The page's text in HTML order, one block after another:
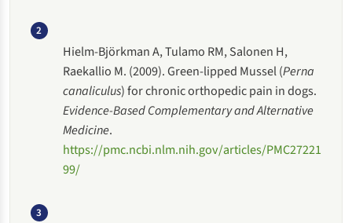
2
Hielm-Björkman A, Tulamo RM, Salonen H,
Raekallio M. (2009). Green-lipped Mussel (Perna
canaliculus) for chronic orthopedic pain in dogs.
Evidence-Based Complementary and Alternative
Medicine.
https://pmc.ncbi.nlm.nih.gov/articles/PMC27221
99/
3